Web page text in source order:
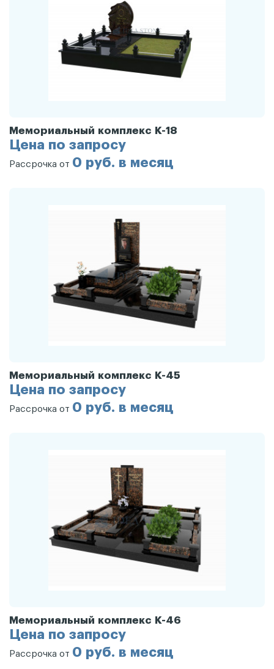
Мемориальный комплекс К-18
Цена по запросу
Рассрочка от 0 руб. в месяц
Мемориальный комплекс К-45
Цена по запросу
Рассрочка от 0 руб. в месяц
Мемориальный комплекс К-46
Цена по запросу
Рассрочка от 0 руб. в месяц